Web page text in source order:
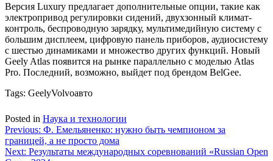
Версия Luxury предлагает дополнительные опции, такие как
электропривод регулировки сидений, двухзонный климат-
контроль, беспроводную зарядку, мультимедийную систему с
большим дисплеем, цифровую панель приборов, аудиосистему
с шестью динамиками и множество других функций. Новый
Geely Atlas появится на рынке параллельно с моделью Atlas
Pro. Последний, возможно, выйдет под брендом BelGee.
Tags: GeelyVolvoавто
Posted in Наука и технологии
Навигация
по
Previous: Ф. Емельяненко: нужно быть чемпионом за
границей, а не просто дома
Next: Результаты международных соревнований «Russian Open